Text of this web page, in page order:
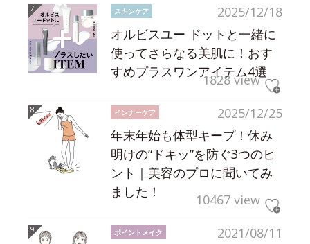
2025/12/18
スキンケア
オルビスユー ドットと一緒に
使ってさらなる美肌に！おす
すめプラスワンアイテム4選
1828 view
2025/12/25
インナーケア
年末年始も体型キープ！休み
明けの“ドキッ”を防ぐ3つのヒ
ント｜美容のプロに聞いてみ
ました！
10467 view
2021/08/11
ポイントメイク